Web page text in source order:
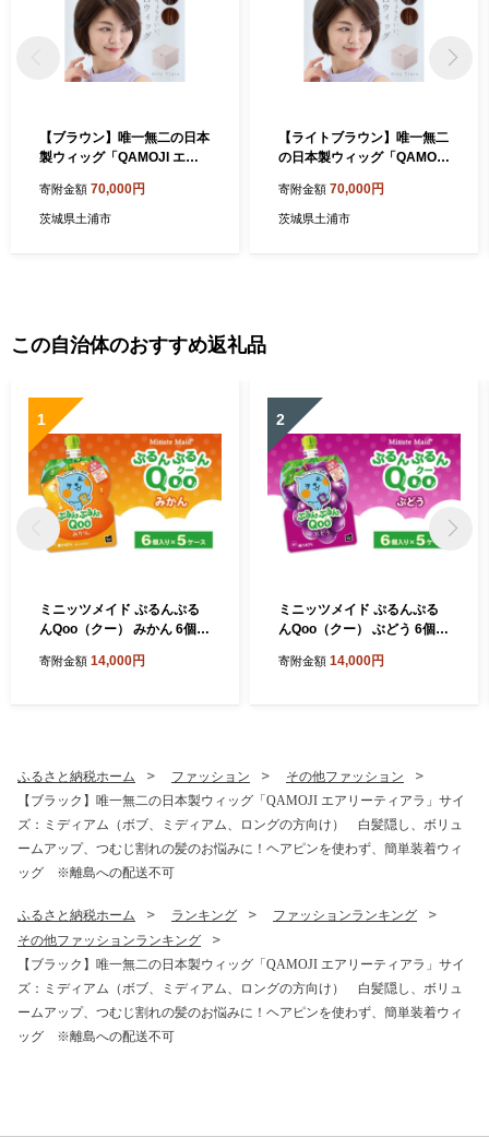
【ブラウン】唯一無二の日本
製ウィッグ「QAMOJI エア
ィアム（ボブ、ミディアム、
ロングの方向け） 白髪隠
寄附金額 70,000円
茨城県土浦市
【ライトブラウン】唯一無二
の日本製ウィッグ「QAMOJI
ミディアム（ボブ、ミディア
ム、ロングの方向け） 白髪
寄附金額 70,000円
茨城県土浦市
この自治体のおすすめ返礼品
1
ミニッツメイド ぷるんぷる
んQoo（クー） みかん 6個入
oo ゼリー 飲料 おやつ カル
寄附金額 14,000円
2
ミニッツメイド ぷるんぷる
んQoo（クー） ぶどう 6個入
oo ゼリー 飲料 おやつ カル
寄附金額 14,000円
ふるさと納税ホーム ファッション
その他ファッション
【ブラック】唯一無二の日本製ウィッグ「QAMOJI エアリーティアラ」サイ
ズ：ミディアム（ボブ、ミディアム、ロングの方向け） 白髪隠し、ボリュ
ームアップ、つむじ割れの髪のお悩みに！ヘアピンを使わず、簡単装着ウィ
ッグ ※離島への配送不可
ふるさと納税ホーム ランキング
ファッションランキング
その他ファッションランキング
【ブラック】唯一無二の日本製ウィッグ「QAMOJI エアリーティアラ」サイ
ズ：ミディアム（ボブ、ミディアム、ロングの方向け） 白髪隠し、ボリュ
ームアップ、つむじ割れの髪のお悩みに！ヘアピンを使わず、簡単装着ウィ
ッグ ※離島への配送不可